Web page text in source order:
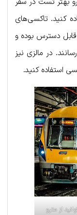
کنید. تاکسی‌های
قابل دسترس بوده و
در مالزی نیز
استفاده کنید.
از مترو